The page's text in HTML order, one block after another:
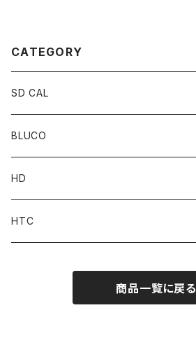
CATEGORY
SD CAL
Top
Pant
Accessories
BLUCO
Tops
Pant
MOONEYES x DOGTOWN x BLUCO
HD
Parts
HTC
商品一覧に戻る